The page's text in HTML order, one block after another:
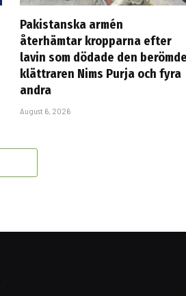
Pakistanska armén
återhämtar kropparna efter
lavin som dödade den berömde
klättraren Nims Purja och fyra
andra
August 6, 2026